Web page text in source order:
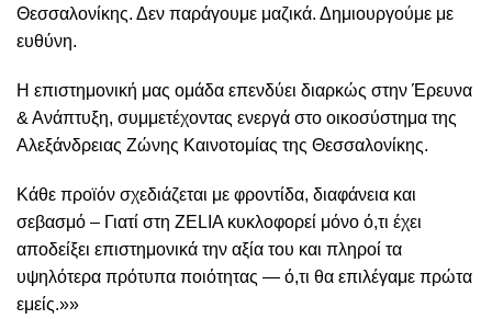
Θεσσαλονίκης. Δεν παράγουμε μαζικά. Δημιουργούμε με
ευθύνη.
Η επιστημονική μας ομάδα επενδύει διαρκώς στην Έρευνα
& Ανάπτυξη, συμμετέχοντας ενεργά στο οικοσύστημα της
Αλεξάνδρειας Ζώνης Καινοτομίας της Θεσσαλονίκης.
Κάθε προϊόν σχεδιάζεται με φροντίδα, διαφάνεια και
σεβασμό – Γιατί στη ZELIA κυκλοφορεί μόνο ό,τι έχει
αποδείξει επιστημονικά την αξία του και πληροί τα
υψηλότερα πρότυπα ποιότητας — ό,τι θα επιλέγαμε πρώτα
εμείς.»»